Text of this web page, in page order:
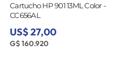
Cartucho HP 901 13ML Color -
CC656AL
US$ 27,00
G$ 160.920